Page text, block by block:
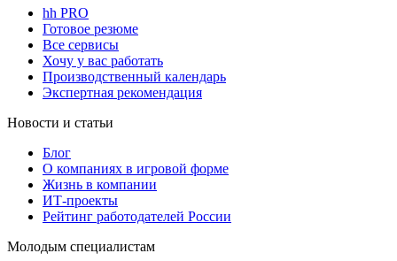
hh PRO
Готовое резюме
Все сервисы
Хочу у вас работать
Производственный календарь
Экспертная рекомендация
Новости и статьи
Блог
О компаниях в игровой форме
Жизнь в компании
ИТ-проекты
Рейтинг работодателей России
Молодым специалистам